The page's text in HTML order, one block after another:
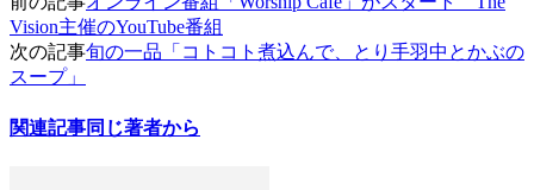
Vision主催のYouTube番組
次の記事旬の一品「コトコト煮込んで、とり手羽中とかぶの
スープ」
関連記事同じ著者から